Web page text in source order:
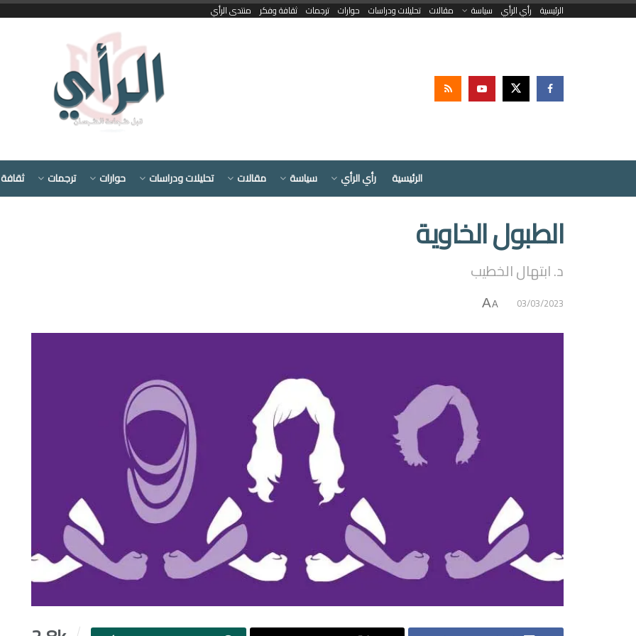
الرئيسية رأي الرأي سياسة مقالات تحليلات ودراسات حوارات ترجمات ثقافة وفكر منتدى الرأي
الرئيسية رأي الرأي سياسة مقالات تحليلات ودراسات حوارات ترجمات
الطبول الخاوية
د. ابتهال الخطيب
03/03/2023
A
A